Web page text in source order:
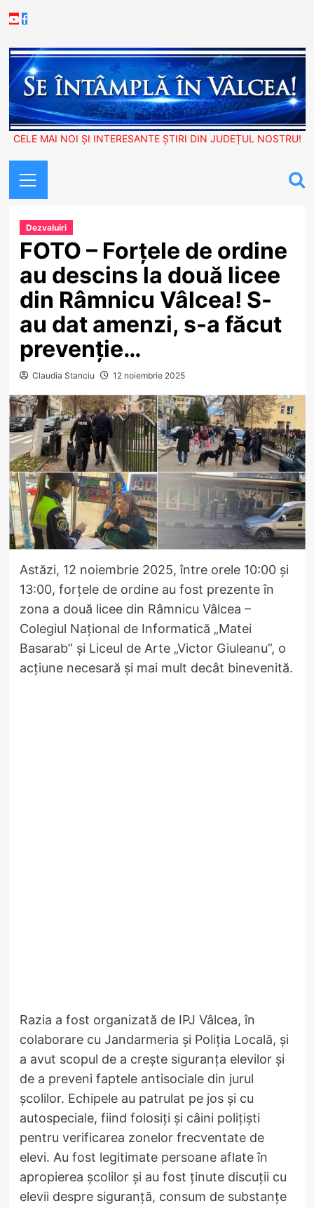
to
Youtube
Facebook
CELE MAI NOI ȘI INTERESANTE ȘTIRI DIN JUDEȚUL NOSTRU!
Menu
Dezvaluiri
FOTO – Forțele de ordine
au descins la două licee
din Râmnicu Vâlcea! S-
au dat amenzi, s-a făcut
prevenție…
Claudia Stanciu 12 noiembrie 2025
Astăzi, 12 noiembrie 2025, între orele 10:00 și
13:00, forțele de ordine au fost prezente în
zona a două licee din Râmnicu Vâlcea –
Colegiul Național de Informatică „Matei
Basarab” și Liceul de Arte „Victor Giuleanu”, o
acțiune necesară și mai mult decât binevenită.
Razia a fost organizată de IPJ Vâlcea, în
colaborare cu Jandarmeria și Poliția Locală, și
a avut scopul de a crește siguranța elevilor și
de a preveni faptele antisociale din jurul
școlilor. Echipele au patrulat pe jos și cu
autospeciale, fiind folosiți și câini polițiști
pentru verificarea zonelor frecventate de
elevi. Au fost legitimate persoane aflate în
apropierea școlilor și au fost ținute discuții cu
elevii despre siguranță, consum de substanțe